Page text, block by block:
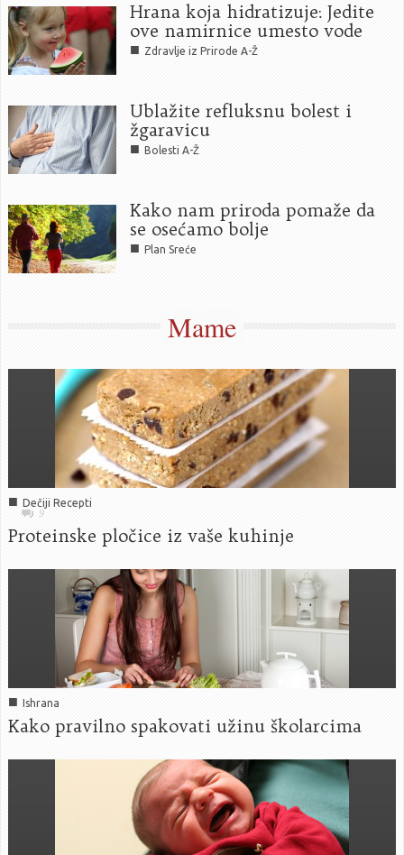
Hrana koja hidratizuje: Jedite
ove namirnice umesto vode
■ Zdravlje iz Prirode A-Ž
Ublažite refluksnu bolest i
žgaravicu
■ Bolesti A-Ž
Kako nam priroda pomaže da
se osećamo bolje
■ Plan Sreće
Mame
■ Dečiji Recepti
9
Proteinske pločice iz vaše kuhinje
■ Ishrana
Kako pravilno spakovati užinu školarcima